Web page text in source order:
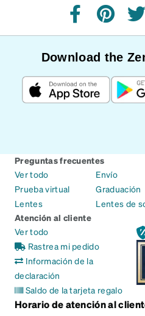
facebookpinterest
Download the
Preguntas frecuentes
Ver todo
Prueba virtual
Lentes
Envío
Graduación
Lentes de
Atención al cliente
Ver todo
Rastrea mi pedido
Información de la
declaración
Saldo de la tarjeta regalo
Horario de atención al